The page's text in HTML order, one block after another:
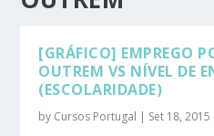
[GRÁFICO] EMPREGO
OUTREM VS NÍVEL DE
(ESCOLARIDADE)
by Cursos Portugal | Set 18, 2015